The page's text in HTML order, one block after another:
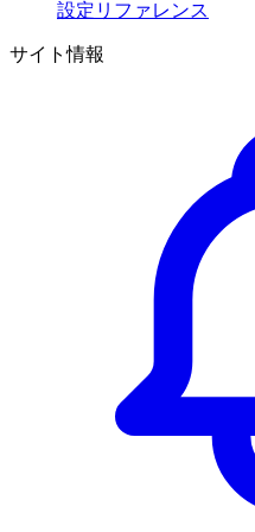
設定リファレンス
サイト情報